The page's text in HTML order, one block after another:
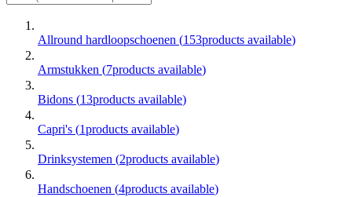
Allround hardloopschoenen (153products available)
Armstukken (7products available)
Bidons (13products available)
Capri's (1products available)
Drinksystemen (2products available)
Handschoenen (4products available)